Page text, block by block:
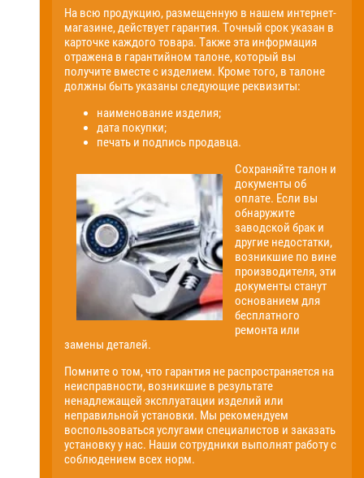
На всю продукцию, размещенную в нашем интернет-
магазине, действует гарантия. Точный срок указан в
карточке каждого товара. Также эта информация
отражена в гарантийном талоне, который вы
получите вместе с изделием. Кроме того, в талоне
должны быть указаны следующие реквизиты:
наименование изделия;
дата покупки;
печать и подпись продавца.
Сохраняйте талон и
документы об
оплате. Если вы
обнаружите
заводской брак и
другие недостатки,
возникшие по вине
производителя, эти
документы станут
основанием для
бесплатного
ремонта или
замены деталей.
Помните о том, что гарантия не распространяется на
неисправности, возникшие в результате
ненадлежащей эксплуатации изделий или
неправильной установки. Мы рекомендуем
воспользоваться услугами специалистов и заказать
установку у нас. Наши сотрудники выполнят работу с
соблюдением всех норм.